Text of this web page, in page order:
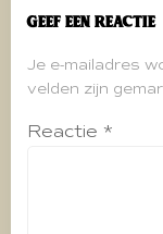
Geef een reactie
Je e-mailadres
velden zijn
Reactie *